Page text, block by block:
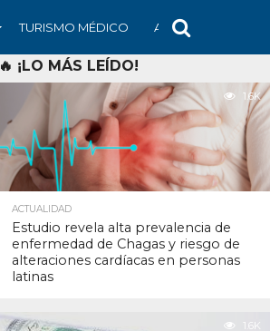
TURISMO MÉDICO ARS
🔥 ¡LO MÁS LEÍDO!
1.6K
ACTUALIDAD
Estudio revela alta prevalencia de
enfermedad de Chagas y riesgo de
alteraciones cardíacas en personas
latinas
1.6K